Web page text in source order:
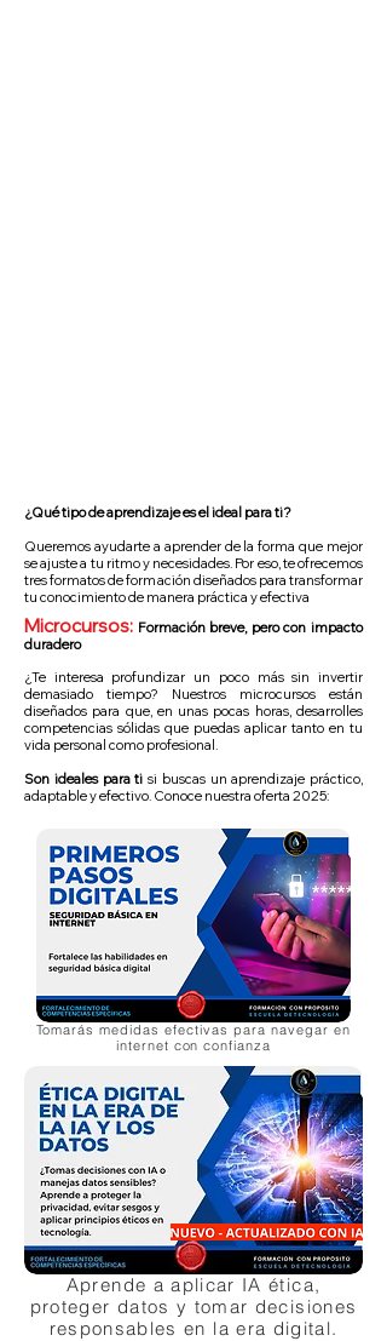
¿Qué tipo de aprendizaje es el ideal para ti?
Queremos ayudarte a aprender de la forma que mejor
se ajuste a tu ritmo y necesidades. Por eso, te ofrecemos
tres formatos de formación diseñados para transformar
tu conocimiento de manera práctica y efectiva
Microcursos: Formación breve, pero con impacto
duradero
¿Te interesa profundizar un poco más sin invertir
demasiado tiempo? Nuestros microcursos están
diseñados para que, en unas pocas horas, desarrolles
competencias sólidas que puedas aplicar tanto en tu
vida personal como profesional.
Son ideales para ti si buscas un aprendizaje práctico,
adaptable y efectivo. Conoce nuestra oferta 2025:
Tomarás medidas efectivas para navegar en
internet con confianza
Aprende a aplicar IA ética,
proteger datos y tomar decisiones
responsables en la era digital.